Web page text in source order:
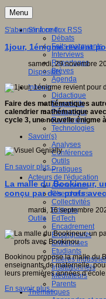
Menu
S'informer
Débats
Faits marquants
Interviews
Reportages
Brèves
Agenda
Innover
Didactique
Dispositifs
Pédagogie
Recherche
Technologies
Savoir(s)
Analyses
Conférences
Outils
Pratiques
Acteurs de l'éducation
Animateurs
Chercheurs
Collectivités
Editeurs
EdTech
Encadrement
Enseignants
Entreprises
Etudiants
Filières
Institutionnels
Médiateurs
Parents
Thématiques
S'abonner à ce flux RSS
1jour, 1énigme revient
samedi, 29 novembre
Dispositifs
Faire des mathématiques
calendrier mathématique
cycle 3, une nouvelle énigme
En savoir plus...
La malle du Bookineur,
conçu par des profs
mardi, 16 septembre
Outils
Bookinou propose la malle du
enseignants de maternelle,
leurs premières années
En savoir plus...